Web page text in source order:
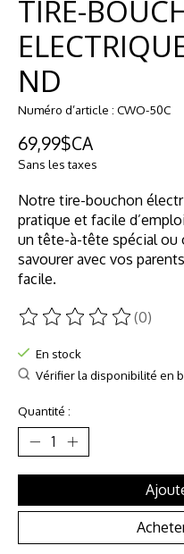
TIRE-
ND
Numéro d’article : CWO-50C
69,99$CA
Sans les taxes
Notre tire-bouchon
pratique et facile
un tête-à-tête spécial ou
savourer avec vos
facile.
Ce produit est évalué à
(0)
En stock
Vérifier la disponibilité en
Quantité :